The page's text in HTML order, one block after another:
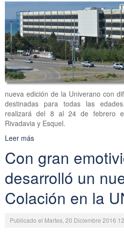
nueva edición de la Univerano con
destinadas para todas las
realizará del 8 al 24 de febrero
Rivadavia y Esquel.
Leer más
Con gran
desarrolló un
Colación en la
Publicado el Martes, 20 Diciembre 2016